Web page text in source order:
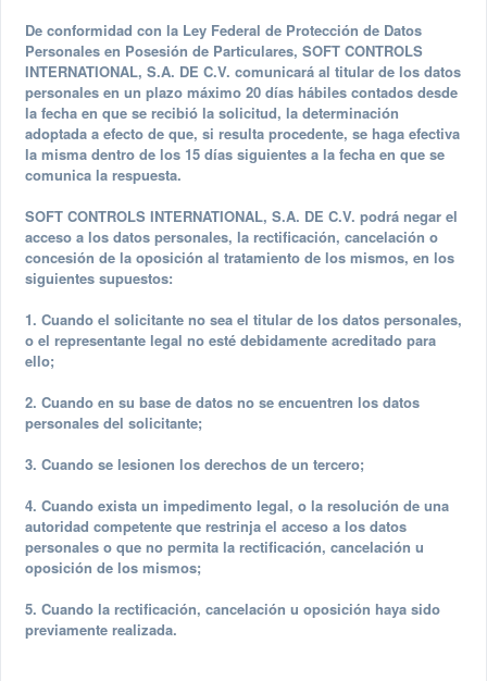
De conformidad con la Ley Federal de Protección de Datos
Personales en Posesión de Particulares, SOFT CONTROLS
INTERNATIONAL, S.A. DE C.V. comunicará al titular de los datos
personales en un plazo máximo 20 días hábiles contados desde
la fecha en que se recibió la solicitud, la determinación
adoptada a efecto de que, si resulta procedente, se haga efectiva
la misma dentro de los 15 días siguientes a la fecha en que se
comunica la respuesta.
SOFT CONTROLS INTERNATIONAL, S.A. DE C.V. podrá negar el
acceso a los datos personales, la rectificación, cancelación o
concesión de la oposición al tratamiento de los mismos, en los
siguientes supuestos:
1. Cuando el solicitante no sea el titular de los datos personales,
o el representante legal no esté debidamente acreditado para
ello;
2. Cuando en su base de datos no se encuentren los datos
personales del solicitante;
3. Cuando se lesionen los derechos de un tercero;
4. Cuando exista un impedimento legal, o la resolución de una
autoridad competente que restrinja el acceso a los datos
personales o que no permita la rectificación, cancelación u
oposición de los mismos;
5. Cuando la rectificación, cancelación u oposición haya sido
previamente realizada.